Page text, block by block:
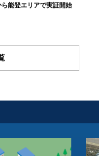
能登エリアで実証開始